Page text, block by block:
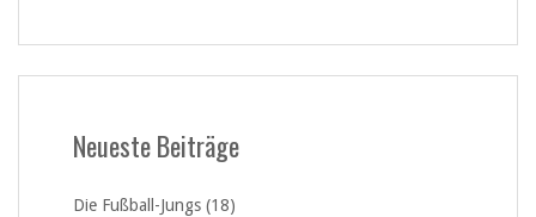
Neueste Beiträge
Die Fußball-Jungs (18)